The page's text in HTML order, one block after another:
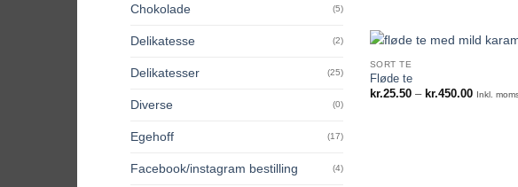
Chokolade (5)
Delikatesse (2)
Delikatesser (25)
Diverse (0)
Egehoff (17)
Facebook/instagram bestilling (4)
SORT TE
Fløde te
kr.25.50 – kr.450.00 Inkl.